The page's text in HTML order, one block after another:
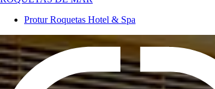
Protur Roquetas Hotel & Spa